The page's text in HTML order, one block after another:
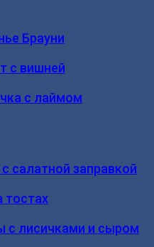
Брауни
с вишней
с лаймом
салатной заправкой
тостах
с лисичками и сыром